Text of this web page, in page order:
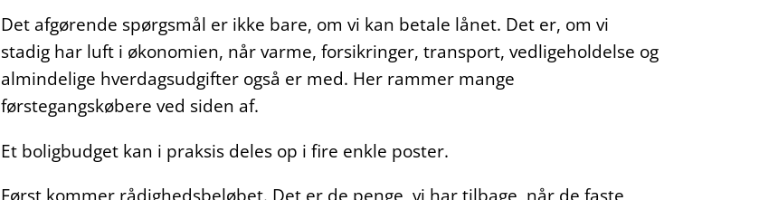
Det afgørende spørgsmål er ikke bare, om vi kan betale lånet. Det er, om vi
stadig har luft i økonomien, når varme, forsikringer, transport, vedligeholdelse og
almindelige hverdagsudgifter også er med. Her rammer mange
førstegangskøbere ved siden af.
Et boligbudget kan i praksis deles op i fire enkle poster.
Først kommer rådighedsbeløbet. Det er de penge, vi har tilbage, når de faste